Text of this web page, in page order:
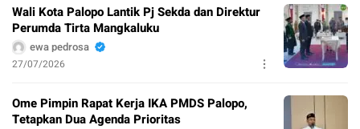
Wali Kota Palopo Lantik Pj Sekda dan Direktur
Perumda Tirta Mangkaluku
ewa pedrosa
27/07/2026
Ome Pimpin Rapat Kerja IKA PMDS Palopo,
Tetapkan Dua Agenda Prioritas